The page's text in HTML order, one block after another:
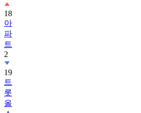
18
아
파
트
2
19
트
롯
올